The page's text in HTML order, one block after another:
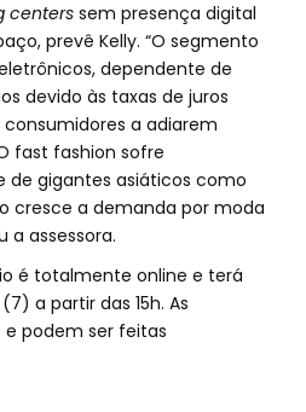
centers sem presença digital
prevê Kelly. “O segmento
dependente de
devido às taxas de juros
a adiarem
fast fashion sofre
gigantes asiáticos como
cresce a demanda por moda
a assessora.
é totalmente online e terá
a partir das 15h. As
podem ser feitas